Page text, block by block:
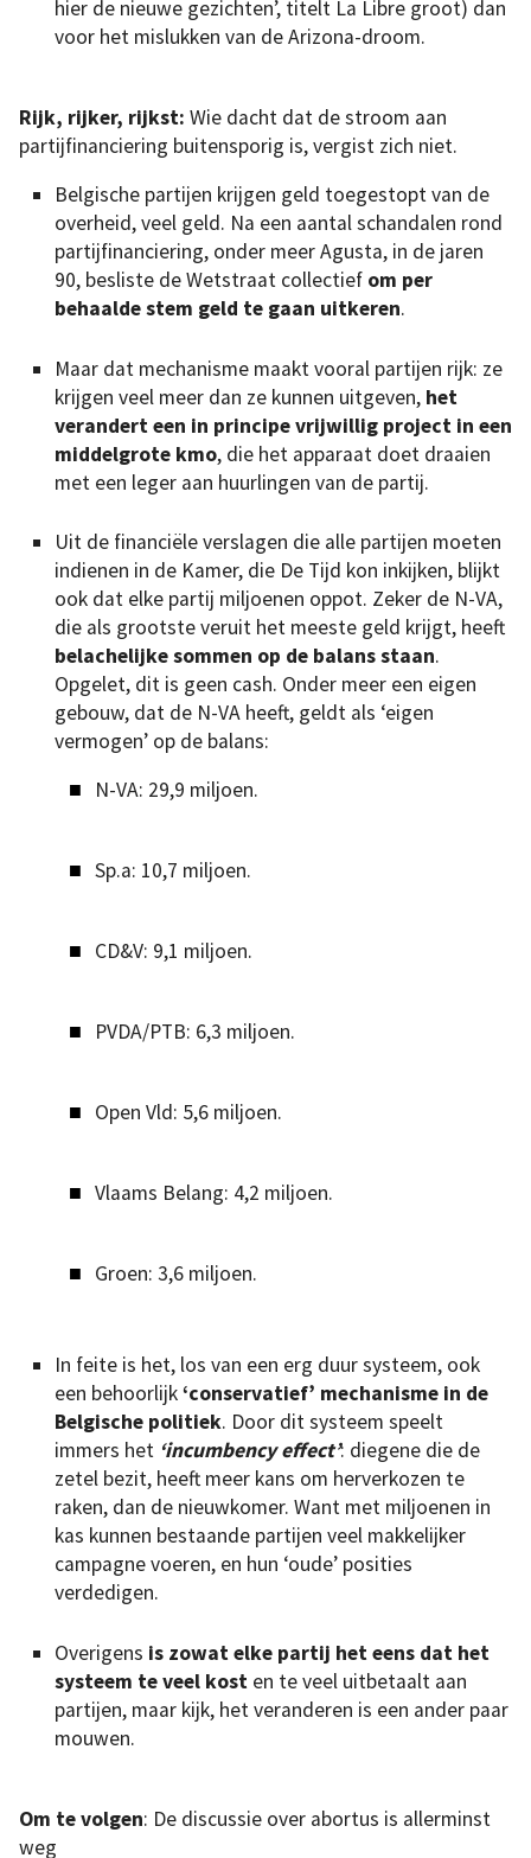
hier de nieuwe gezichten’, titelt La Libre groot) dan
voor het mislukken van de Arizona-droom.
Rijk, rijker, rijkst: Wie dacht dat de stroom aan
partijfinanciering buitensporig is, vergist zich niet.
Belgische partijen krijgen geld toegestopt van de
overheid, veel geld. Na een aantal schandalen rond
partijfinanciering, onder meer Agusta, in de jaren
90, besliste de Wetstraat collectief om per
behaalde stem geld te gaan uitkeren.
Maar dat mechanisme maakt vooral partijen rijk: ze
krijgen veel meer dan ze kunnen uitgeven, het
verandert een in principe vrijwillig project in een
middelgrote kmo, die het apparaat doet draaien
met een leger aan huurlingen van de partij.
Uit de financiële verslagen die alle partijen moeten
indienen in de Kamer, die De Tijd kon inkijken, blijkt
ook dat elke partij miljoenen oppot. Zeker de N-VA,
die als grootste veruit het meeste geld krijgt, heeft
belachelijke sommen op de balans staan.
Opgelet, dit is geen cash. Onder meer een eigen
gebouw, dat de N-VA heeft, geldt als ‘eigen
vermogen’ op de balans:
N-VA: 29,9 miljoen.
Sp.a: 10,7 miljoen.
CD&V: 9,1 miljoen.
PVDA/PTB: 6,3 miljoen.
Open Vld: 5,6 miljoen.
Vlaams Belang: 4,2 miljoen.
Groen: 3,6 miljoen.
In feite is het, los van een erg duur systeem, ook
een behoorlijk‘conservatief’ mechanisme in de
Belgische politiek. Door dit systeem speelt
immers het ‘incumbency effect’: diegene die de
zetel bezit, heeft meer kans om herverkozen te
raken, dan de nieuwkomer. Want met miljoenen in
kas kunnen bestaande partijen veel makkelijker
campagne voeren, en hun ‘oude’ posities
verdedigen.
Overigens is zowat elke partij het eens dat het
systeem te veel kost en te veel uitbetaalt aan
partijen, maar kijk, het veranderen is een ander paar
mouwen.
Om te volgen: De discussie over abortus is allerminst
weg